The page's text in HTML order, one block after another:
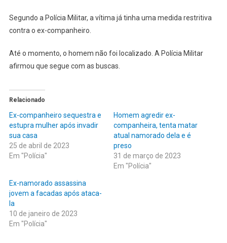
Segundo a Polícia Militar, a vítima já tinha uma medida restritiva
contra o ex-companheiro.
Até o momento, o homem não foi localizado. A Polícia Militar
afirmou que segue com as buscas.
Relacionado
Ex-companheiro sequestra e
estupra mulher após invadir
sua casa
25 de abril de 2023
Em "Polícia"
Homem agredir ex-
companheira, tenta matar
atual namorado dela e é
preso
31 de março de 2023
Em "Polícia"
Ex-namorado assassina
jovem a facadas após ataca-
la
10 de janeiro de 2023
Em "Polícia"